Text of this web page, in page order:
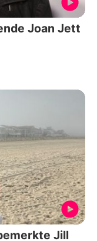
Joan Jett
Jill